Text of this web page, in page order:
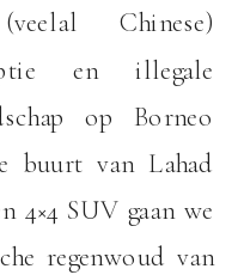
Chinese)
en illegale
op Borneo
buurt van Lahad
4×4 SUV gaan we
regenwoud van